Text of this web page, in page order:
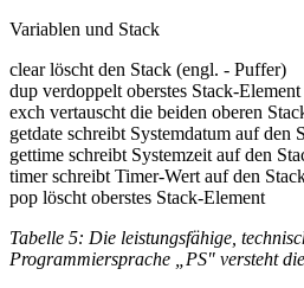
Variablen und Stack
clear löscht den Stack (engl. - Puffer)
dup verdoppelt oberstes Stack-Element
exch vertauscht die beiden oberen
getdate schreibt Systemdatum auf den
gettime schreibt Systemzeit auf den
timer schreibt Timer-Wert auf den
pop löscht oberstes Stack-Element
Tabelle 5: Die leistungsfähige,
Programmiersprache „PS" versteht